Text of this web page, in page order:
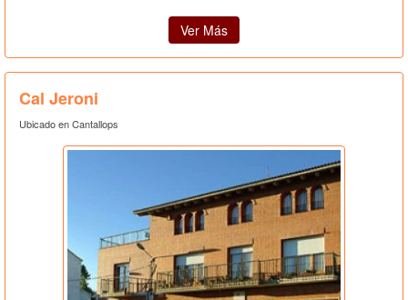
Ver Más
Cal Jeroni
Ubicado en Cantallops